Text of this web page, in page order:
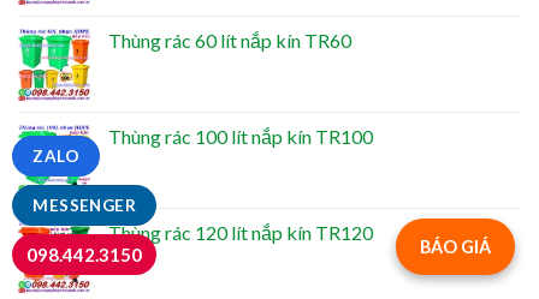
Thùng rác 60 lít nắp kín TR60
Thùng rác 100 lít nắp kín TR100
Thùng rác 120 lít nắp kín TR120
BÁO GIÁ
MESSENGER
ZALO
098.442.3150